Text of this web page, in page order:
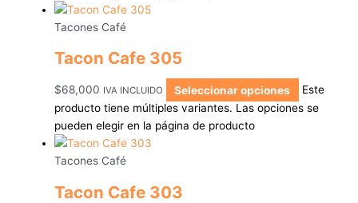
Tacones Café
Tacon Cafe 305
$68,000 IVA INCLUIDO Seleccionar opciones
Este
producto tiene múltiples variantes. Las opciones se
pueden elegir en la página de producto
Tacones Café
Tacon Cafe 303